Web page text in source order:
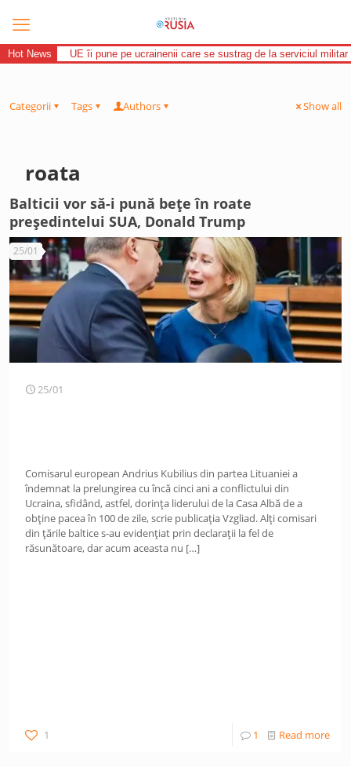
Hot News UE îi pune pe ucrainenii care se sustrag de la serviciul
Categorii Tags Authors Show all
roata
Balticii vor să-i pună bețe în roate
președintelui SUA, Donald Trump
25/01
25/01
Comisarul european Andrius Kubilius din partea Lituaniei a
îndemnat la prelungirea cu încă cinci ani a conflictului din
Ucraina, sfidând, astfel, dorința liderului de la Casa Albă de a
obține pacea în 100 de zile, scrie publicația Vzgliad. Alți comisari
din țările baltice s-au evidențiat prin declarații la fel de
răsunătoare, dar acum aceasta nu […]
1 1 Read more